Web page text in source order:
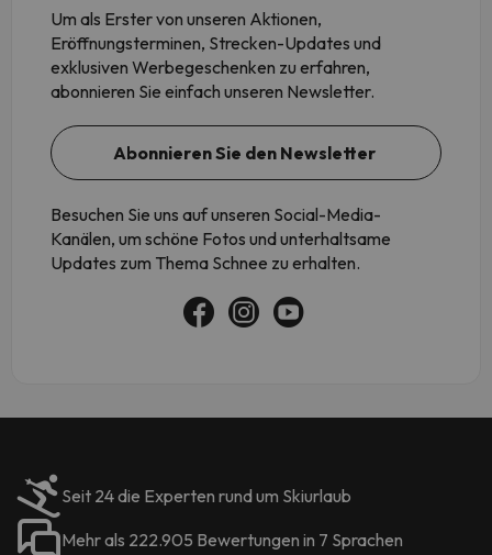
Um als Erster von unseren Aktionen,
Eröffnungsterminen, Strecken-Updates und
exklusiven Werbegeschenken zu erfahren,
abonnieren Sie einfach unseren Newsletter.
Abonnieren Sie den Newsletter
Besuchen Sie uns auf unseren Social-Media-
Kanälen, um schöne Fotos und unterhaltsame
Updates zum Thema Schnee zu erhalten.
Seit 24 die Experten rund um Skiurlaub
Mehr als 222.905 Bewertungen in 7 Sprachen